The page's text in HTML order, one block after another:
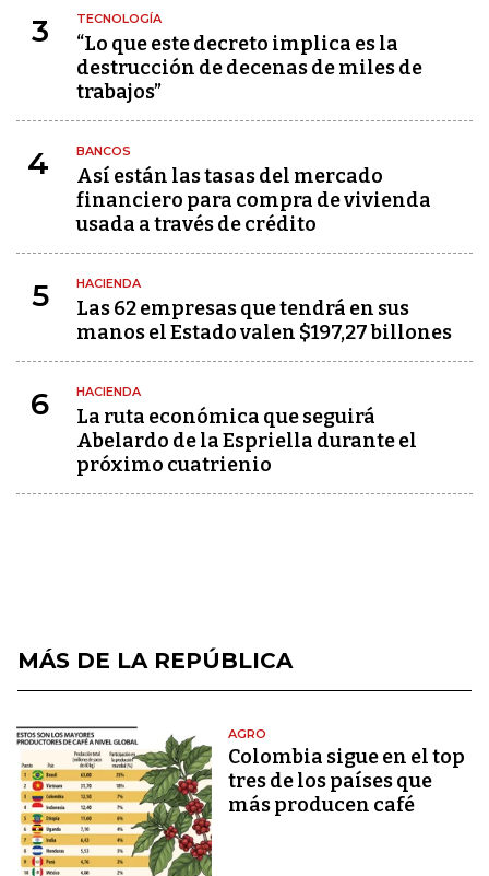
3 TECNOLOGÍA
“Lo que este decreto implica es la
destrucción de decenas de miles de
trabajos”
4 BANCOS
Así están las tasas del mercado
financiero para compra de vivienda
usada a través de crédito
5 HACIENDA
Las 62 empresas que tendrá en sus
manos el Estado valen $197,27 billones
6 HACIENDA
La ruta económica que seguirá
Abelardo de la Espriella durante el
próximo cuatrienio
MÁS DE LA REPÚBLICA
AGRO
Colombia sigue en el top
tres de los países que
más producen café